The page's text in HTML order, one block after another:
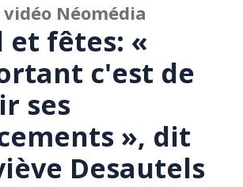
Néomédia
et fêtes: «
c'est de
ses
», dit
Desautels